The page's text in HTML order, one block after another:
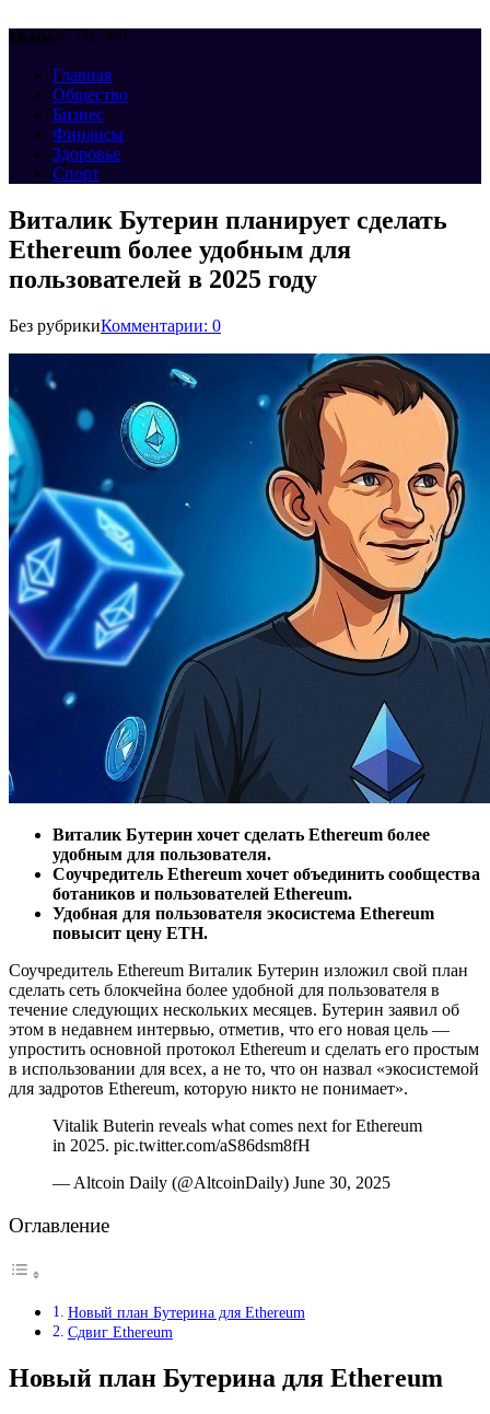
НОВОСТИ 360
Меню
Главная
Общество
Бизнес
Финансы
Здоровье
Спорт
Виталик Бутерин планирует сделать
Ethereum более удобным для
пользователей в 2025 году
Без рубрикиКомментарии: 0
Виталик Бутерин хочет сделать Ethereum более
удобным для пользователя.
Соучредитель Ethereum хочет объединить сообщества
ботаников и пользователей Ethereum.
Удобная для пользователя экосистема Ethereum
повысит цену ETH.
Соучредитель Ethereum Виталик Бутерин изложил свой план
сделать сеть блокчейна более удобной для пользователя в
течение следующих нескольких месяцев. Бутерин заявил об
этом в недавнем интервью, отметив, что его новая цель —
упростить основной протокол Ethereum и сделать его простым
в использовании для всех, а не то, что он назвал «экосистемой
для задротов Ethereum, которую никто не понимает».
Vitalik Buterin reveals what comes next for Ethereum
in 2025. pic.twitter.com/aS86dsm8fH
— Altcoin Daily (@AltcoinDaily) June 30, 2025
Оглавление
Новый план Бутерина для Ethereum
Сдвиг Ethereum
Новый план Бутерина для Ethereum